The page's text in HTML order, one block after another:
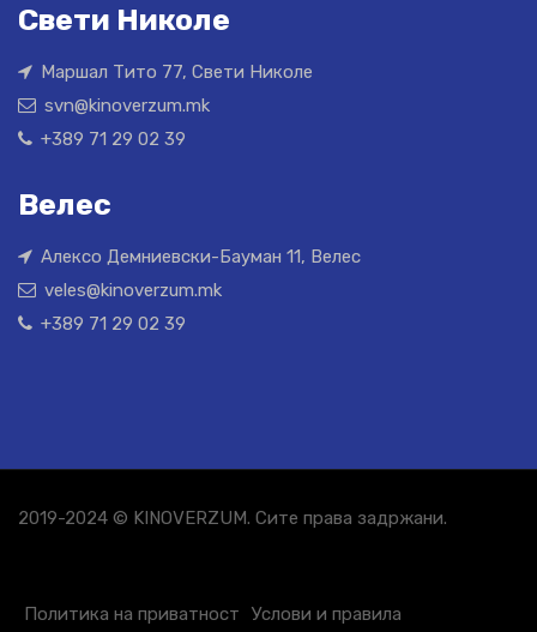
Свети Николе
Маршал Тито 77, Свети Николе
svn@kinoverzum.mk
+389 71 29 02 39
Велес
Алексо Демниевски-Бауман 11, Велес
veles@kinoverzum.mk
+389 71 29 02 39
2019-2024 © KINOVERZUM. Сите права задржани.
Политика на приватност Услови и правила